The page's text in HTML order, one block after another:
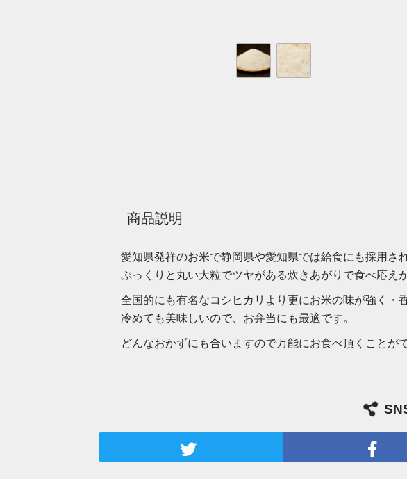
商品説明
愛知県発祥のお米で静岡県や愛知県では給食にも採用さ
ぷっくりと丸い大粒でツヤがある炊きあがりで食べ応え
全国的にも有名なコシヒカリより更にお米の味が強く・
冷めても美味しいので、お弁当にも最適です。
どんなおかずにも合いますので万能にお食べ頂くことが